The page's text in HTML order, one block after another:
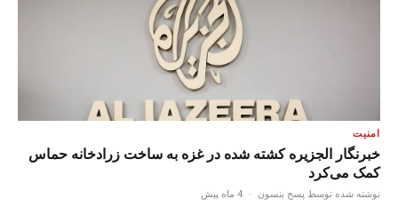
امنیت
خبرنگار الجزیره کشته شده در غزه به ساخت زرادخانه حماس
کمک می‌کرد
نوشته شده توسط پسح بنسون · 4 ماه پیش